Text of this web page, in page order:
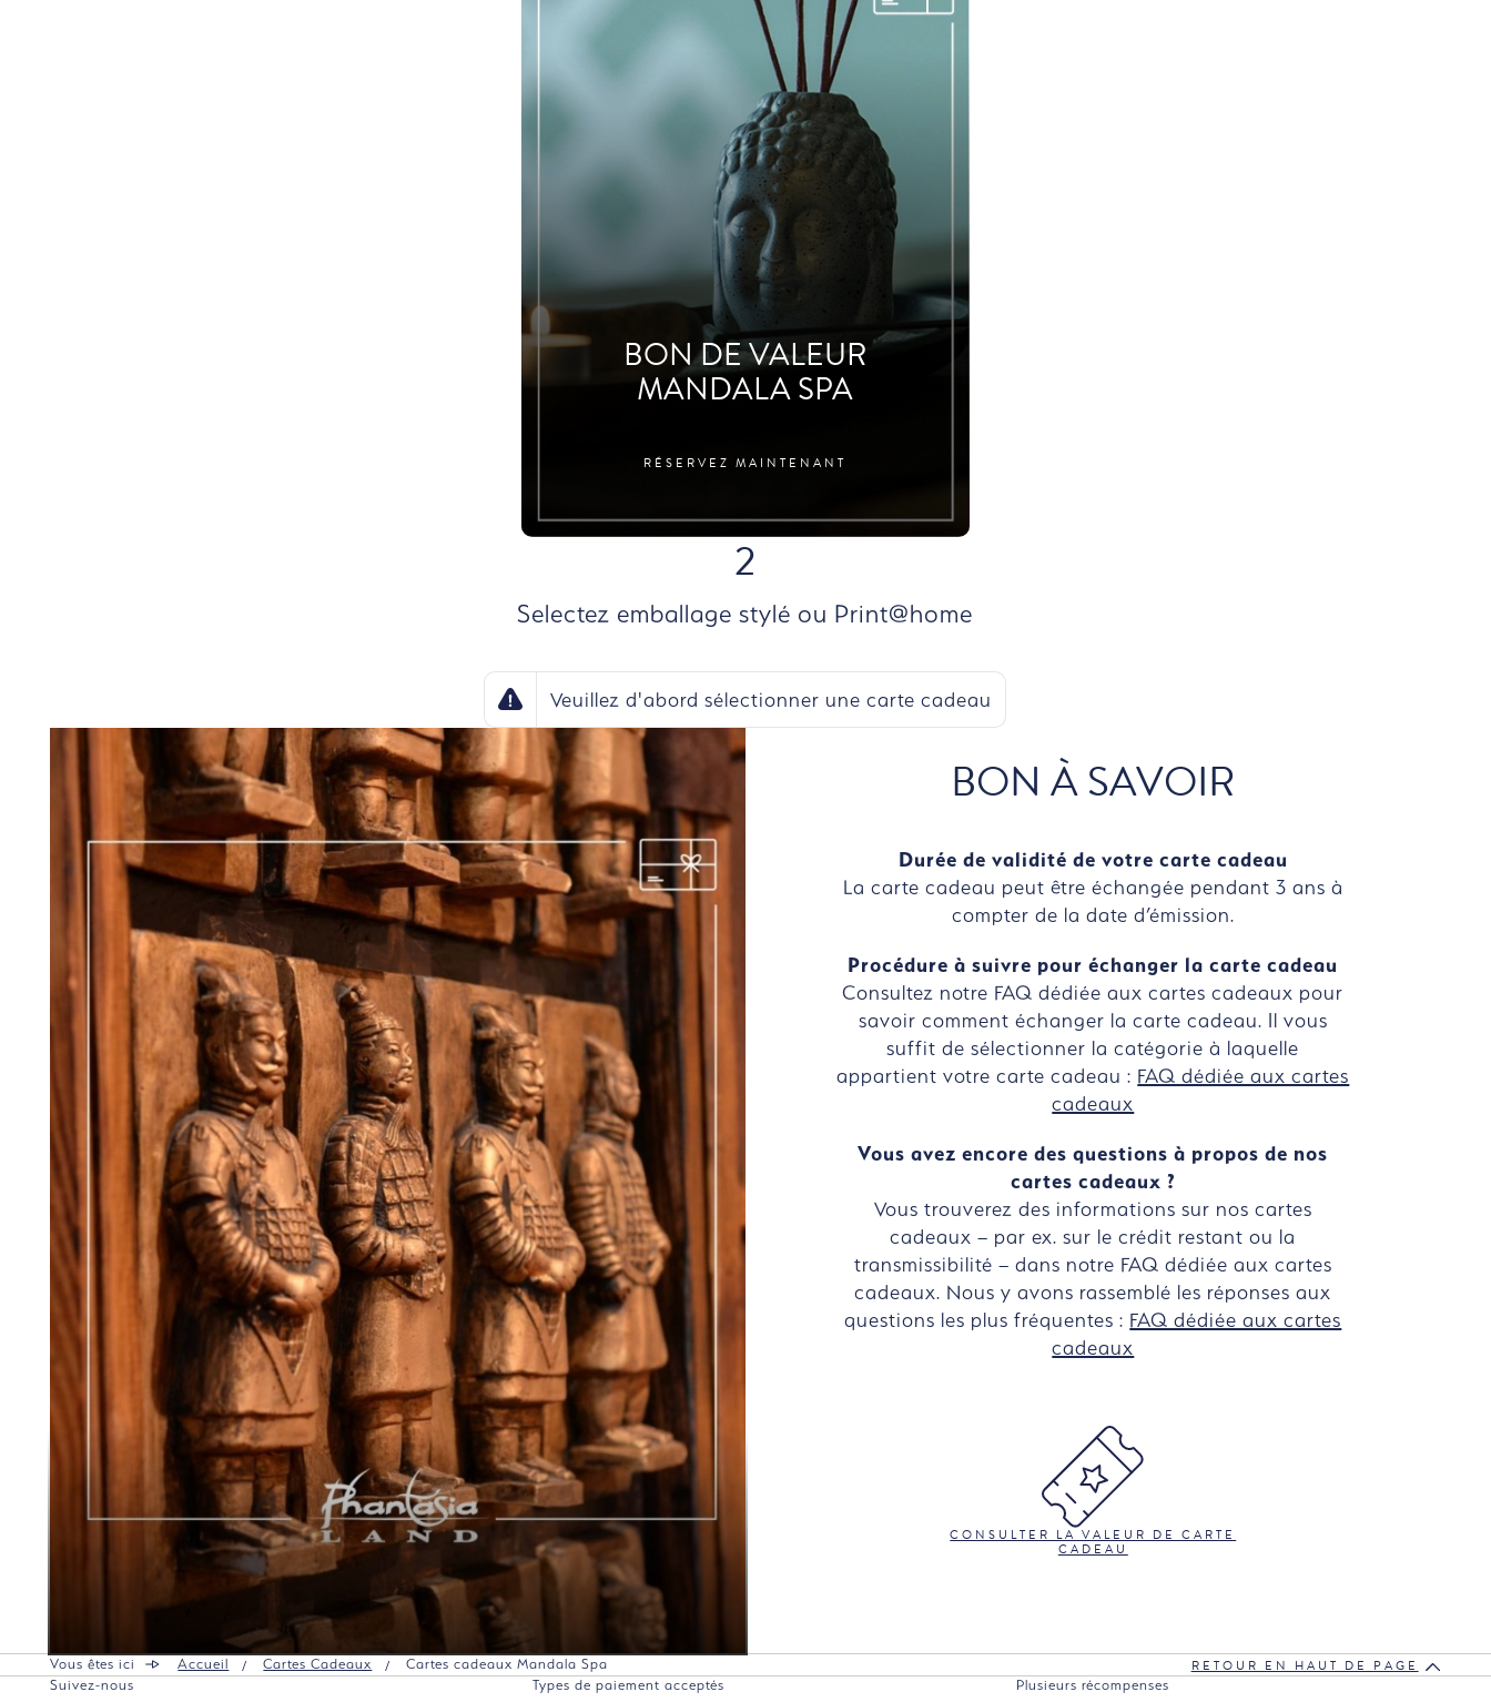
BON DE VALEUR
MANDALA SPA
RÉSERVEZ MAINTENANT
2
Selectez emballage stylé ou Print@home
Veuillez d'abord sélectionner une carte cadeau
BON À SAVOIR
Durée de validité de votre carte cadeau
La carte cadeau peut être échangée pendant 3 ans à
compter de la date d’émission.
Procédure à suivre pour échanger la carte cadeau
Consultez notre FAQ dédiée aux cartes cadeaux pour
savoir comment échanger la carte cadeau. Il vous
suffit de sélectionner la catégorie à laquelle
appartient votre carte cadeau : FAQ dédiée aux cartes
cadeaux
Vous avez encore des questions à propos de nos
cartes cadeaux ?
Vous trouverez des informations sur nos cartes
cadeaux – par ex. sur le crédit restant ou la
transmissibilité – dans notre FAQ dédiée aux cartes
cadeaux. Nous y avons rassemblé les réponses aux
questions les plus fréquentes : FAQ dédiée aux cartes
cadeaux
CONSULTER LA VALEUR DE CARTE
CADEAU
Vous êtes ici Accueil Cartes Cadeaux Cartes cadeaux Mandala Spa RETOUR EN HAUT DE PAGE
Suivez-nous Types de paiement acceptés Plusieurs récompenses